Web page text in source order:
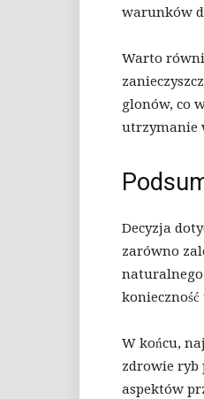
warunków
Warto
glonów, co
utrzymanie
Decyzja
zarówno
naturalnego
W końcu,
zdrowie ryb
aspektów